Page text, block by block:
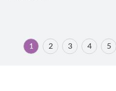
1 2 3 4 5